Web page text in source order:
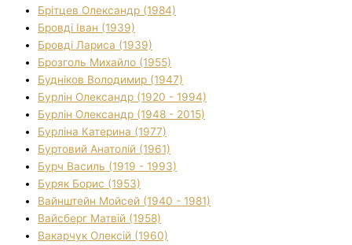
Брітцев Олександр (1984)
Бровді Іван (1939)
Бровді Лариса (1939)
Брозголь Михайло (1955)
Будніков Володимир (1947)
Бурлін Олександр (1920 - 1994)
Бурлін Олександр (1948 - 2015)
Бурліна Катерина (1977)
Буртовий Анатолій (1961)
Бурч Василь (1919 - 1993)
Буряк Борис (1953)
Вайнштейн Мойсей (1940 - 1981)
Вайсберг Матвій (1958)
Вакарчук Олексій (1960)